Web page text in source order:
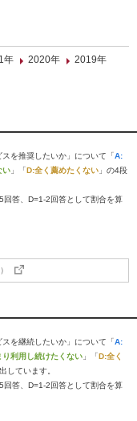
年 2020年
2019年
を推奨したいか」について「A:
い 」「D:全く薦めたくない 」の4段
答、D=1-2回答として割合を算
を継続したいか」について「A:
り利用し続けたくない 」「D:全く
しています。
答、D=1-2回答として割合を算